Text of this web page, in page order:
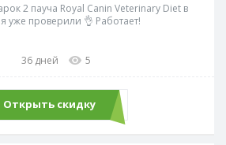
2 пауча Royal Canin Veterinary Diet в
уже проверили 👌 Работает!
36 дней 5
Открыть скидку